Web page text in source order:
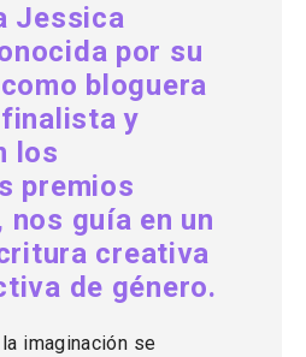
Jessica
por su
bloguera
y
los
premios
guía en un
creativa
de género.
imaginación se